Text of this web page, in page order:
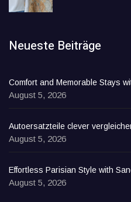
Neueste Beiträge
Comfort and Memorable Stays
August 5, 2026
Autoersatzteile clever
August 5, 2026
Effortless Parisian Style with
August 5, 2026